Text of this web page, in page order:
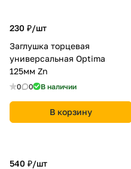
230 ₽/шт
Заглушка торцевая
универсальная Optima
125мм Zn
0 0 В наличии
В корзину
540 ₽/шт